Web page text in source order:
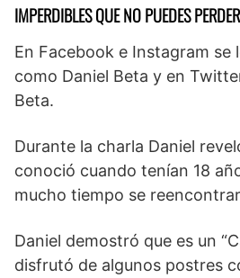
IMPERDIBLES QUE NO PUEDES
En Facebook e Instagram se
como Daniel Beta y en
Beta.
Durante la charla Daniel
conoció cuando tenían 18
mucho tiempo se
Daniel demostró que es un
disfrutó de algunos postres